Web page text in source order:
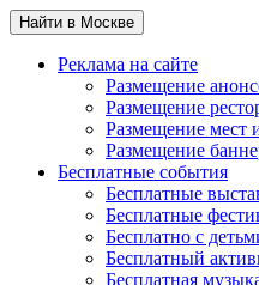
Найти в Москве
Реклама на сайте
Размещение
Размещение
Размещение мест
Размещение
Бесплатные события
Бесплатные
Бесплатные
Бесплатно с
Бесплатный
Бесплатная